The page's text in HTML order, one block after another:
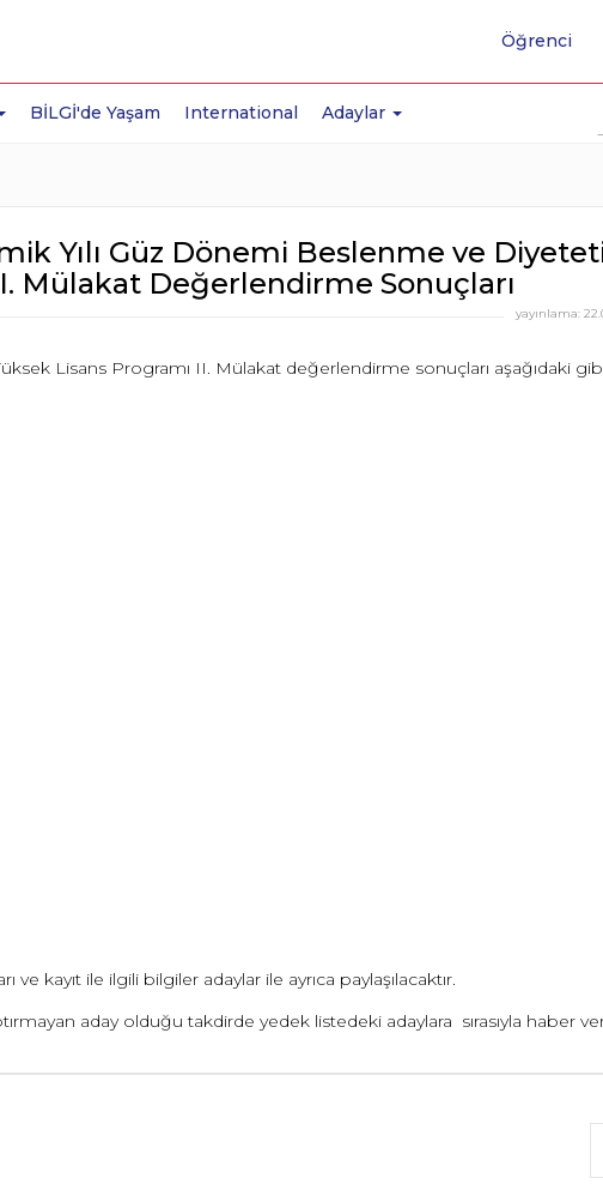
BİLGİ'de Yaşam International Adaylar
Öğrenci
Yılı Güz Dönemi Beslenme ve
Mülakat Değerlendirme Sonuçları
yayınlama:
Lisans Programı II. Mülakat değerlendirme sonuçları aşağıdaki
ve kayıt ile ilgili bilgiler adaylar ile ayrıca paylaşılacaktır.
aday olduğu takdirde yedek listedeki adaylara sırasıyla haber